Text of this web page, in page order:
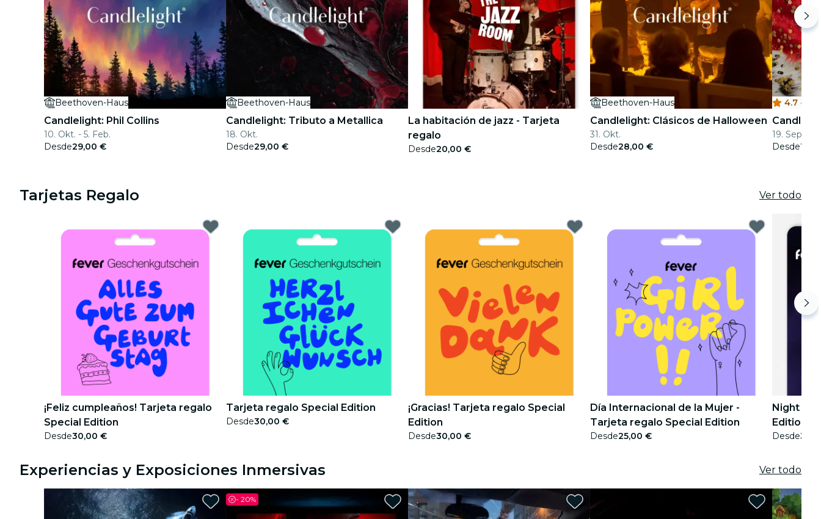
Beethoven-Haus
Candlelight: Phil Collins
10. Okt. - 5. Feb.
Desde29,00 €
Beethoven-Haus
Candlelight: Tributo a Metallica
18. Okt.
Desde29,00 €
La habitación de jazz - Tarjeta
regalo
Desde20,00 €
Beethoven-Haus
Candlelight: Clásicos de Halloween
31. Okt.
Desde28,00 €
4.7 ·
19. Sept.
Desde
Tarjetas Regalo Ver todo
¡Feliz cumpleaños! Tarjeta regalo
Special Edition
Desde30,00 €
Tarjeta regalo Special Edition
Desde30,00 €
¡Gracias! Tarjeta regalo Special
Edition
Desde30,00 €
Día Internacional de la Mujer -
Tarjeta regalo Special Edition
Desde25,00 €
Night
Edition
Desde
Experiencias y Exposiciones Inmersivas Ver todo
- 20%